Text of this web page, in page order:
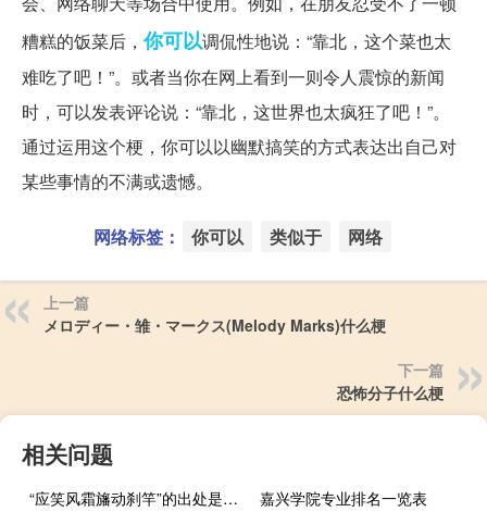
糟糕的饭菜后，你可以调侃性地说：“靠北，这个菜也太
难吃了吧！”。或者当你在网上看到一则令人震惊的新闻
时，可以发表评论说：“靠北，这世界也太疯狂了吧！”。
通过运用这个梗，你可以以幽默搞笑的方式表达出自己对
某些事情的不满或遗憾。
网络标签： 你可以 类似于 网络
上一篇
メロディー・雏・マークス(Melody Marks)什么梗
下一篇
恐怖分子什么梗
相关问题
“应笑风霜旛动刹竿”的出处是哪里
嘉兴学院专业排名一览表